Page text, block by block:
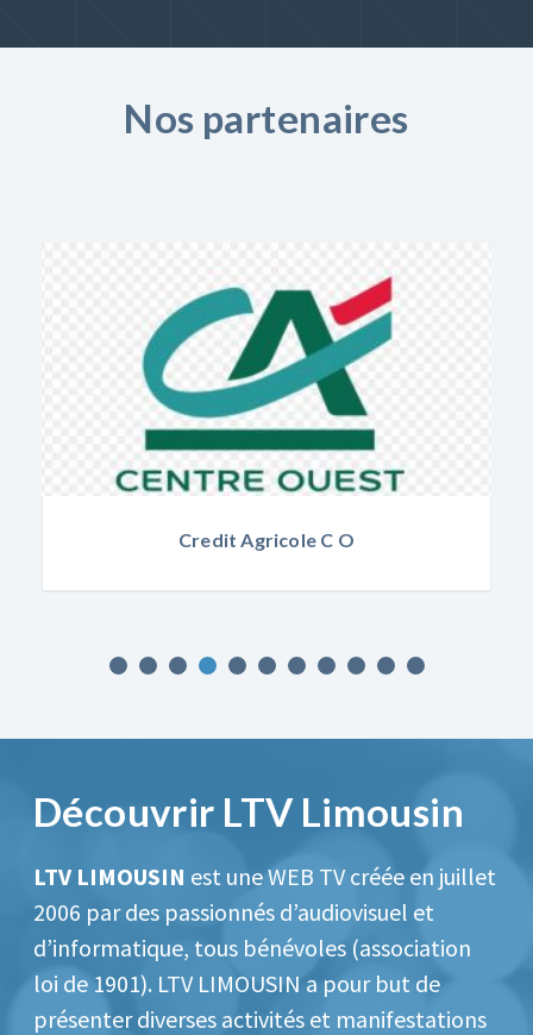
Nos partenaires
Découvrir LTV Limousin
LTV LIMOUSIN est une WEB TV créée en juillet
2006 par des passionnés d’audiovisuel et
d’informatique, tous bénévoles (association
loi de 1901). LTV LIMOUSIN a pour but de
présenter diverses activités et manifestations